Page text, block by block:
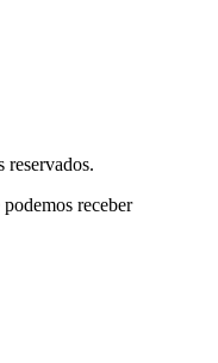
reservados.
receber